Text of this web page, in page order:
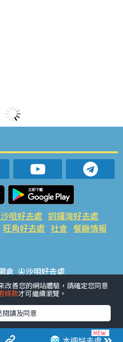
咀好去處 銅鑼灣好去處
旺角好去處 社會 餐廳情報
倉 尖沙咀好去處
荃灣好去處 旺角好去處 社會
介 #美食社群熱話
應用程式 #限時搶
善您的網站體驗，請確定您同意
條款才可繼續瀏覽。
閱讀及同意